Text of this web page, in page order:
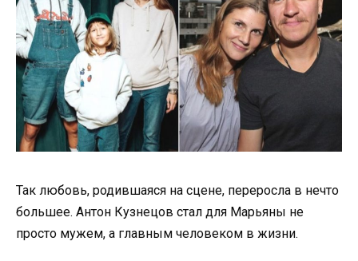
Так любовь, родившаяся на сцене, переросла в нечто
большее. Антон Кузнецов стал для Марьяны не
просто мужем, а главным человеком в жизни.